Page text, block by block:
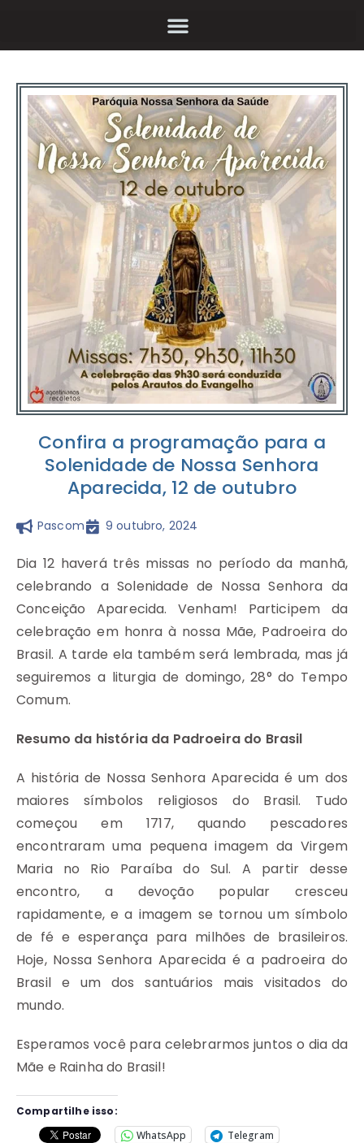
Confira a programação para a
Solenidade de Nossa Senhora
Aparecida, 12 de outubro
Pascom 9 outubro, 2024
Dia 12 haverá três missas no período da manhã,
celebrando a Solenidade de Nossa Senhora da
Conceição Aparecida. Venham! Participem da
celebração em honra à nossa Mãe, Padroeira do
Brasil. A tarde ela também será lembrada, mas já
seguiremos a liturgia de domingo, 28° do Tempo
Comum.
Resumo da história da Padroeira do Brasil
A história de Nossa Senhora Aparecida é um dos
maiores símbolos religiosos do Brasil. Tudo
começou em 1717, quando pescadores
encontraram uma pequena imagem da Virgem
Maria no Rio Paraíba do Sul. A partir desse
encontro, a devoção popular cresceu
rapidamente, e a imagem se tornou um símbolo
de fé e esperança para milhões de brasileiros.
Hoje, Nossa Senhora Aparecida é a padroeira do
Brasil e um dos santuários mais visitados do
mundo.
Esperamos você para celebrarmos juntos o dia da
Mãe e Rainha do Brasil!
Compartilhe isso:
WhatsApp
Telegram